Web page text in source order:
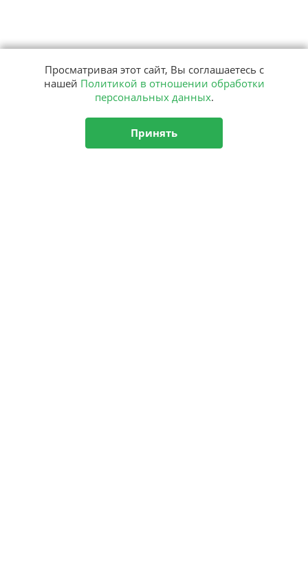
Просматривая этот сайт, Вы соглашаетесь с
нашей Политикой в отношении обработки
персональных данных.
Принять